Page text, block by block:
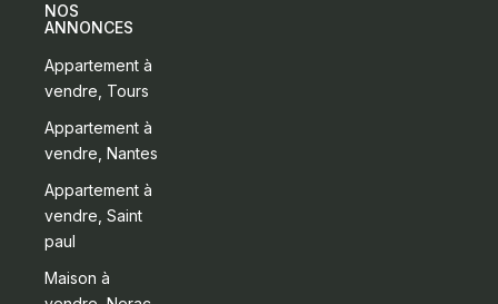
NOS
ANNONCES
Appartement à
vendre, Tours
Appartement à
vendre, Nantes
Appartement à
vendre, Saint
paul
Maison à